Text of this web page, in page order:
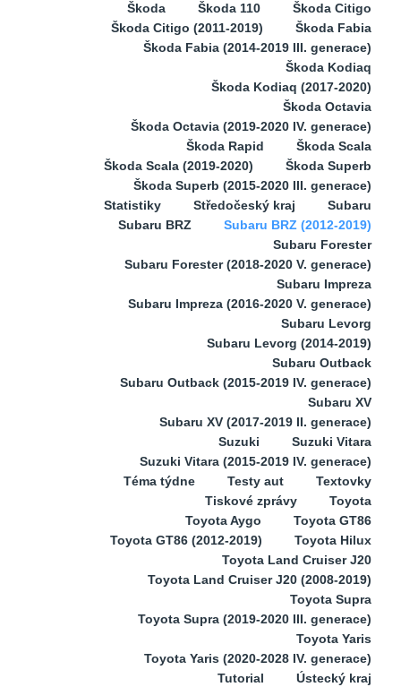
Škoda
Škoda 110
Škoda Citigo
Škoda Citigo (2011-2019)
Škoda Fabia
Škoda Fabia (2014-2019 III. generace)
Škoda Kodiaq
Škoda Kodiaq (2017-2020)
Škoda Octavia
Škoda Octavia (2019-2020 IV. generace)
Škoda Rapid
Škoda Scala
Škoda Scala (2019-2020)
Škoda Superb
Škoda Superb (2015-2020 III. generace)
Statistiky
Středočeský kraj
Subaru
Subaru BRZ
Subaru BRZ (2012-2019)
Subaru Forester
Subaru Forester (2018-2020 V. generace)
Subaru Impreza
Subaru Impreza (2016-2020 V. generace)
Subaru Levorg
Subaru Levorg (2014-2019)
Subaru Outback
Subaru Outback (2015-2019 IV. generace)
Subaru XV
Subaru XV (2017-2019 II. generace)
Suzuki
Suzuki Vitara
Suzuki Vitara (2015-2019 IV. generace)
Téma týdne
Testy aut
Textovky
Tiskové zprávy
Toyota
Toyota Aygo
Toyota GT86
Toyota GT86 (2012-2019)
Toyota Hilux
Toyota Land Cruiser J20
Toyota Land Cruiser J20 (2008-2019)
Toyota Supra
Toyota Supra (2019-2020 III. generace)
Toyota Yaris
Toyota Yaris (2020-2028 IV. generace)
Tutorial
Ústecký kraj